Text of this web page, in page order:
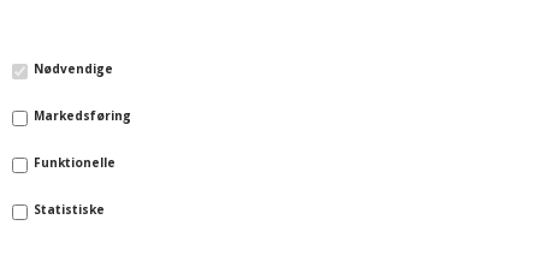
Nødvendige
Markedsføring
Funktionelle
Statistiske